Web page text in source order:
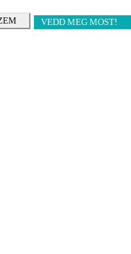
VEDD MEG MOST!